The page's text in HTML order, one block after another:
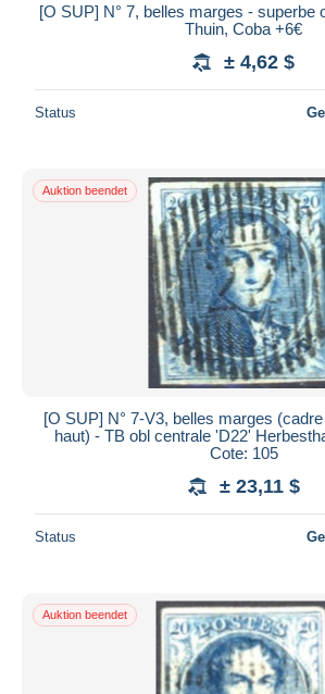
[O SUP] N° 7, belles marges - superbe
Thuin, Coba +6€
± 4,62 $
Status
Auktion beendet
[O SUP] N° 7-V3, belles marges
haut) - TB obl centrale 'D22'
Cote: 105
± 23,11 $
Status
Auktion beendet